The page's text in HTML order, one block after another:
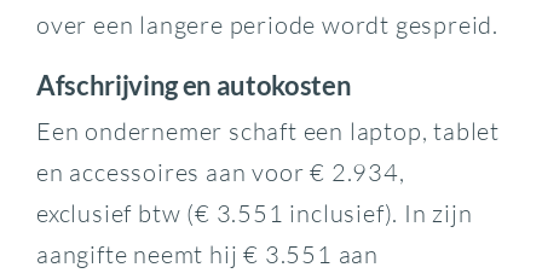
over een langere periode wordt gespreid.
Afschrijving en autokosten
Een ondernemer schaft een laptop, tablet
en accessoires aan voor € 2.934,
exclusief btw (€ 3.551 inclusief). In zijn
aangifte neemt hij € 3.551 aan